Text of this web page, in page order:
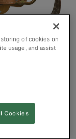
of cookies on
usage, and assist
Cookies